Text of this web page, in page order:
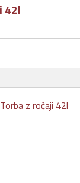
42l